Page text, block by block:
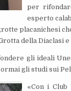
per
esperto
placanichesi
della Diaclasi e
gli ideali
gli studi sui
«Con i Club